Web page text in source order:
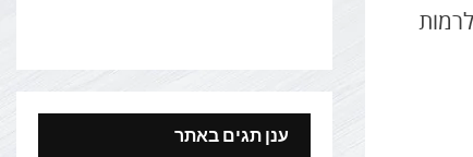
ענן תגים באתר